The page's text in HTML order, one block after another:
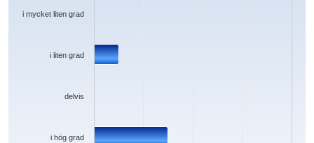
i hög grad
delvis
i liten grad
i mycket liten grad